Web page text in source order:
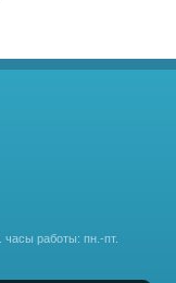
часы работы: пн.-пт.